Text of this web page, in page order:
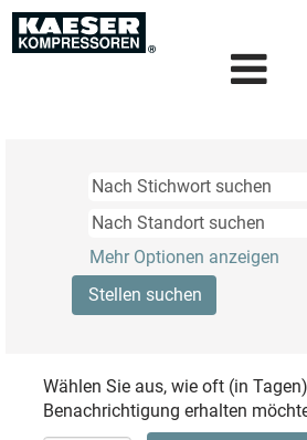
Mehr Optionen anzeigen
Wählen Sie aus, wie oft (in
Benachrichtigung erhalten